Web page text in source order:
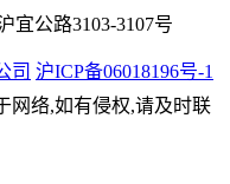
宜公路3103-3107号
司 沪ICP备06018196号-1
网络,如有侵权,请及时联